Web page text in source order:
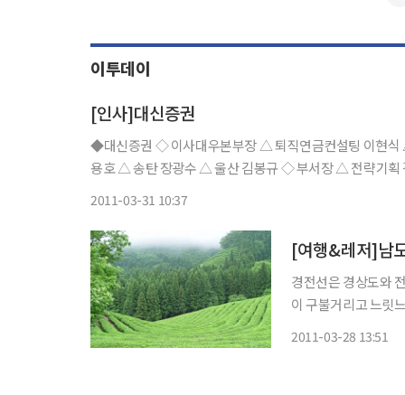
이투데이
[인사]대신증권
◆대신증권 ◇ 이사대우본부장 △ 퇴직연금컨설팅 이현식 △ 채권영업 안경환 △ IB솔루션 김홍남 ◇ 이사대우지점장 △ 광양 송
용호 △ 송탄 장광수 △ 울산 김봉규 ◇ 부서장 △ 전략기획 김호준 △ 파생상품운용 이동훈 △ Global사업 진승욱 ◇ 지점장 △ 마
2011-03-31 10:37
[여행&레저]남
경전선은 경상도와
이 구불거리고 느릿
2011-03-28 13:51